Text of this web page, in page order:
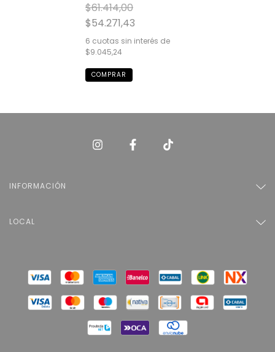
$61.414,00
$54.271,43
6 cuotas sin interés de
$9.045,24
COMPRAR
INFORMACIÓN
LOCAL